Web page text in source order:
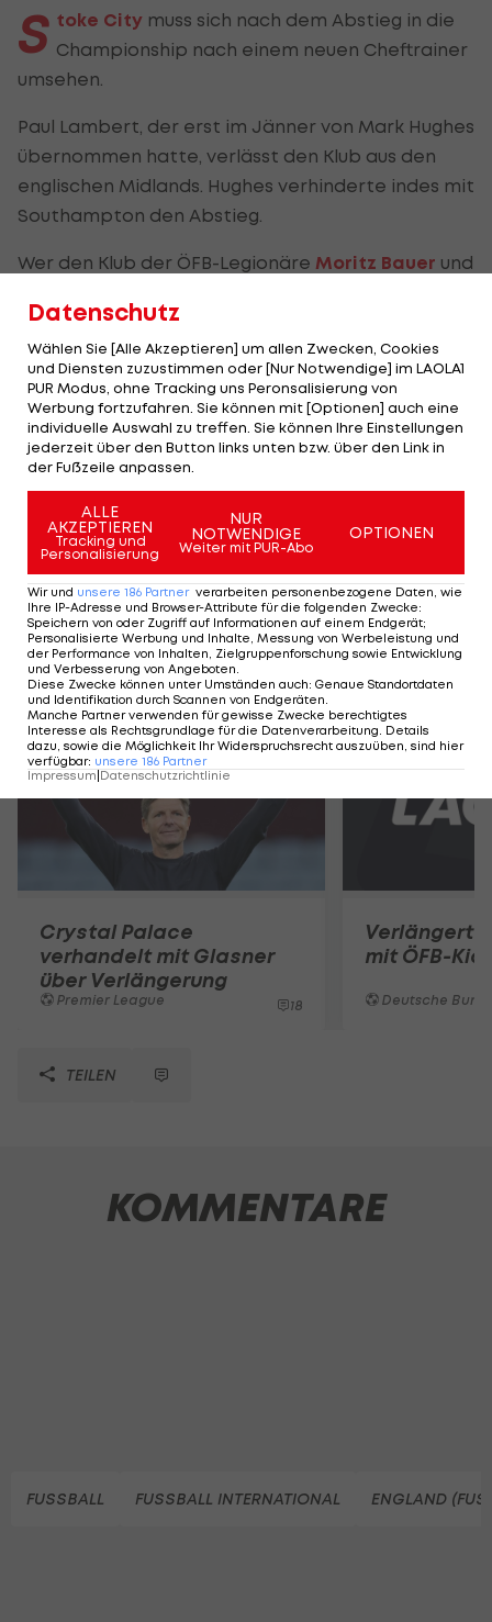
S toke City muss sich nach dem Abstieg in die
Championship nach einem neuen Cheftrainer
umsehen.
Paul Lambert, der erst im Jänner von Mark Hughes
übernommen hatte, verlässt den Klub aus den
englischen Midlands. Hughes verhinderte indes mit
Southampton den Abstieg.
Wer den Klub der ÖFB-Legionäre Moritz Bauer und
möglich" beschlossen sein, so die "Potters".
Wie Lambert hat auch Wimmer keine Zukunft bei
Stoke. Der 25-Jährige soll kurz vor einem Wechsel
zuHannover 96stehen.
Arnautovic-
muss gehen
Premier League
Mehr zum Thema
Crystal Palace
verhandelt mit Glasner
über Verlängerung
Premier League 18
Verlängert
mit ÖFB-
Deutsche
TEILEN
KOMMENTARE
FUSSBALL FUSSBALL INTERNATIONAL ENGLAND
Datenschutz
Wählen Sie [Alle Akzeptieren] um allen Zwecken, Cookies
und Diensten zuzustimmen oder [Nur Notwendige] im LAOLA1
PUR Modus, ohne Tracking uns Peronsalisierung von
Werbung fortzufahren. Sie können mit [Optionen] auch eine
individuelle Auswahl zu treffen. Sie können Ihre Einstellungen
jederzeit über den Button links unten bzw. über den Link in
der Fußzeile anpassen.
ALLE
AKZEPTIEREN
Tracking und
Personalisierung
NUR
NOTWENDIGE
Weiter mit PUR-Abo
OPTIONEN
Wir und unsere 186 Partner verarbeiten personenbezogene Daten, wie
Ihre IP-Adresse und Browser-Attribute für die folgenden Zwecke:
Speichern von oder Zugriff auf Informationen auf einem Endgerät;
Personalisierte Werbung und Inhalte, Messung von Werbeleistung und
der Performance von Inhalten, Zielgruppenforschung sowie Entwicklung
und Verbesserung von Angeboten
Diese Zwecke können unter Umständen auch: Genaue Standortdaten
und Identifikation durch Scannen von Endgeräten
Manche Partner verwenden für gewisse Zwecke berechtigtes
Interesse als Rechtsgrundlage für die Datenverarbeitung. Details
dazu, sowie die Möglichkeit Ihr Widerspruchsrecht auszuüben, sind hier
verfügbar: unsere 186 Partner
Impressum|Datenschutzrichtlinie